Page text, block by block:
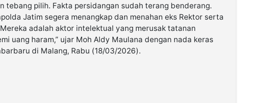
tebang pilih. Fakta persidangan sudah terang benderang.
Jatim segera menangkap dan menahan eks Rektor serta
adalah aktor intelektual yang merusak tatanan
uang haram,” ujar Moh Aldy Maulana dengan nada keras
di Malang, Rabu (18/03/2026).